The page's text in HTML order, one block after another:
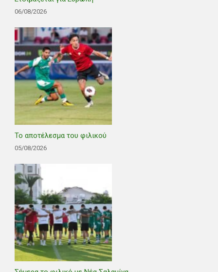
06/08/2026
Το αποτέλεσμα του φιλικού
05/08/2026